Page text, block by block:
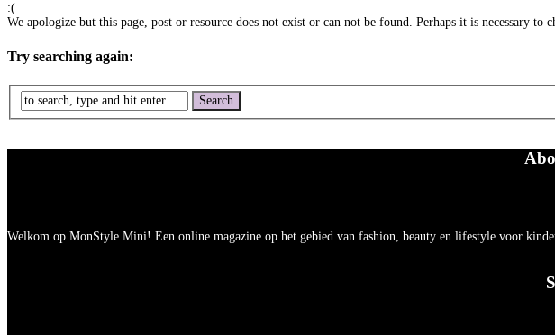
:(
We apologize but this page, post or resource does not exist or can not be found. Perhaps it is necessary to
Try searching again:
Welkom op MonStyle Mini! Een online magazine op het gebied van fashion, beauty en lifestyle voor